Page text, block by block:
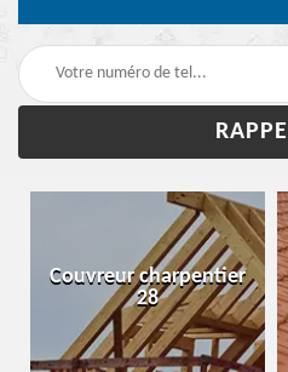
Couvreur charpentier
28